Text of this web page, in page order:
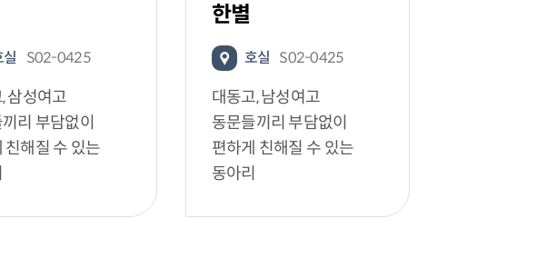
S02-0425
삼성여고
리 부담없이
친해질 수 있는
한별
호실 S02-0425
대동고, 남성여고
동문들끼리 부담없이
편하게 친해질 수 있는
동아리